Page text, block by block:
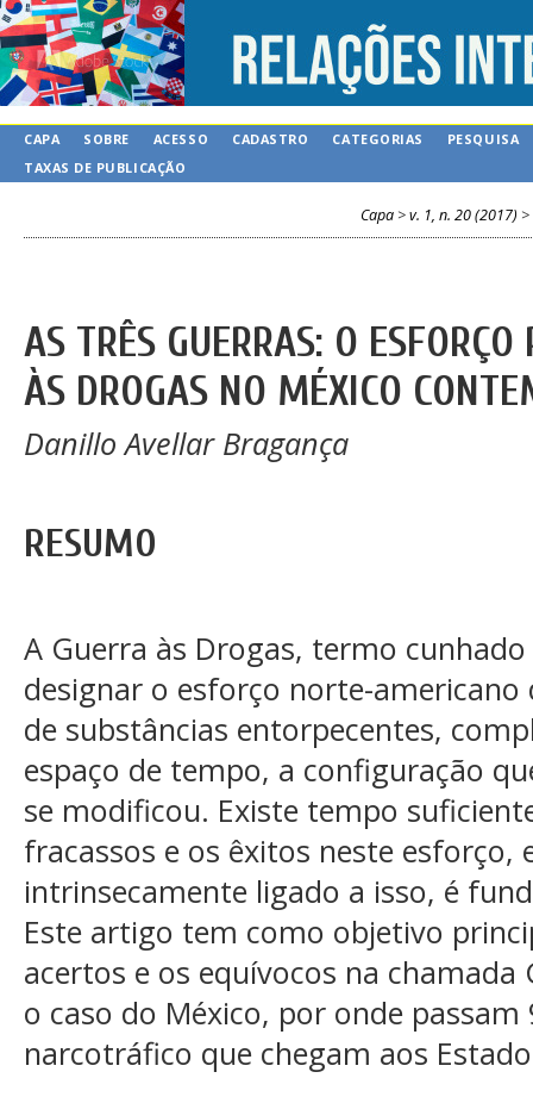
CAPA SOBRE ACESSO CADASTRO CATEGORIAS
PESQUISA
TAXAS DE PUBLICAÇÃO
Capa>v. 1, n. 20 (2017) >
AS TRÊS GUERRAS: O
ÀS DROGAS NO MÉXICO
Danillo Avellar Bragança
RESUMO
A Guerra às Drogas, termo
designar o esforço norte-americano
de substâncias entorpecentes,
espaço de tempo, a configuração
se modificou. Existe tempo
fracassos e os êxitos neste esforço,
intrinsecamente ligado a isso, é
Este artigo tem como objetivo
acertos e os equívocos na
o caso do México, por onde passam
narcotráfico que chegam aos